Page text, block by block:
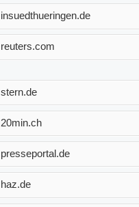
insuedthueringen.de
reuters.com
stern.de
20min.ch
presseportal.de
haz.de